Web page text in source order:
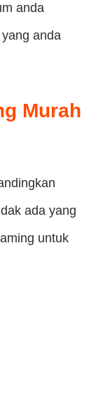
anda
anda
Murah
ada yang
untuk